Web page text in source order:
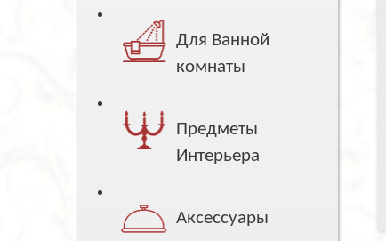
Для Ванной
комнаты
Предметы
Интерьера
Аксессуары